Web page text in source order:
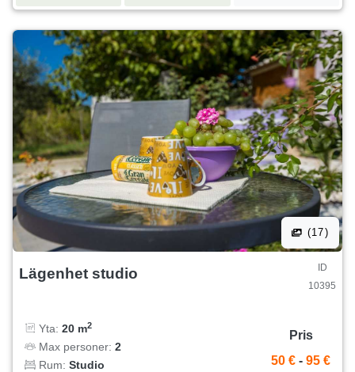
(17)
Lägenhet studio
ID
10395
Yta: 20 m2
Max personer: 2
Rum: Studio
Pris
50 € - 95 €